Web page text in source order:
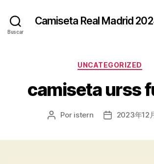
Buscar
Camiseta Real Madrid
Categorías
UNCATEGORIZED
camiseta urss
Autor
Por istern
Fecha2023年12